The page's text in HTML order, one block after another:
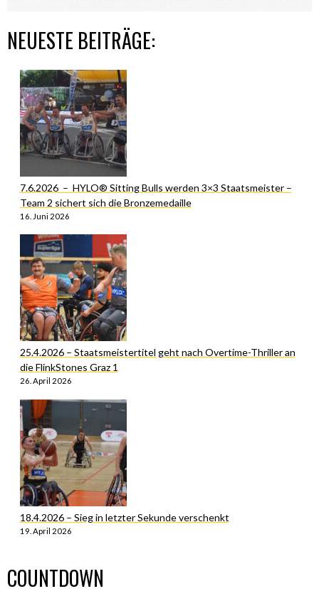
NEUESTE BEITRÄGE:
7.6.2026 – HYLO® Sitting Bulls werden 3×3 Staatsmeister –
Team 2 sichert sich die Bronzemedaille
16. Juni 2026
25.4.2026 – Staatsmeistertitel geht nach Overtime-Thriller an
die FlinkStones Graz 1
26. April 2026
18.4.2026 – Sieg in letzter Sekunde verschenkt
19. April 2026
COUNTDOWN